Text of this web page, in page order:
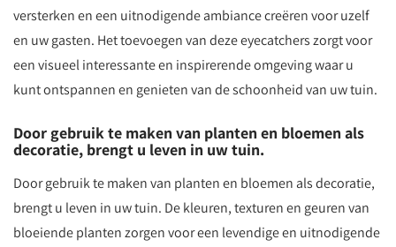
versterken en een uitnodigende ambiance creëren voor uzelf
en uw gasten. Het toevoegen van deze eyecatchers zorgt voor
een visueel interessante en inspirerende omgeving waar u
kunt ontspannen en genieten van de schoonheid van uw tuin.
Door gebruik te maken van planten en bloemen als
decoratie, brengt u leven in uw tuin.
Door gebruik te maken van planten en bloemen als decoratie,
brengt u leven in uw tuin. De kleuren, texturen en geuren van
bloeiende planten zorgen voor een levendige en uitnodigende